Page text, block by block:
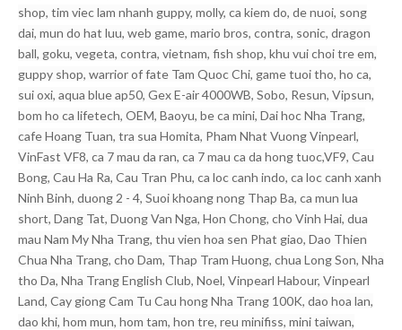
shop, tim viec lam nhanh guppy, molly, ca kiem do, de nuoi, song
dai, mun do hat luu, web game, mario bros, contra, sonic, dragon
ball, goku, vegeta, contra, vietnam, fish shop, khu vui choi tre em,
guppy shop, warrior of fate Tam Quoc Chi, game tuoi tho, ho ca,
sui oxi, aqua blue ap50, Gex E-air 4000WB, Sobo, Resun, Vipsun,
bom ho ca lifetech, OEM, Baoyu, be ca mini, Dai hoc Nha Trang,
cafe Hoang Tuan, tra sua Homita, Pham Nhat Vuong Vinpearl,
VinFast VF8, ca 7 mau da ran, ca 7 mau ca da hong tuoc,VF9, Cau
Bong, Cau Ha Ra, Cau Tran Phu, ca loc canh indo, ca loc canh xanh
Ninh Binh, duong 2 - 4, Suoi khoang nong Thap Ba, ca mun lua
short, Dang Tat, Duong Van Nga, Hon Chong, cho Vinh Hai, dua
mau Nam My Nha Trang, thu vien hoa sen Phat giao, Dao Thien
Chua Nha Trang, cho Dam, Thap Tram Huong, chua Long Son, Nha
tho Da, Nha Trang English Club, Noel, Vinpearl Habour, Vinpearl
Land, Cay giong Cam Tu Cau hong Nha Trang 100K, dao hoa lan,
dao khi, hom mun, hom tam, hon tre, reu minifiss, mini taiwan,